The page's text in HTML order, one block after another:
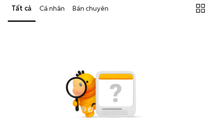
Tất cả Cá nhân Bán chuyên